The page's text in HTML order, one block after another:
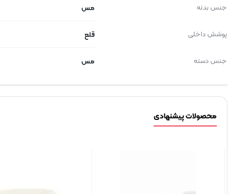
جنس بدنه مس
پوشش داخلی قلع
جنس دسته مس
محصولات پیشنهادی